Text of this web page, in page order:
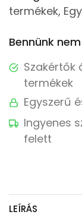
termékek,
Bennünk
termékek
Egyszerű
Ingyenes
felett
LEÍRÁS